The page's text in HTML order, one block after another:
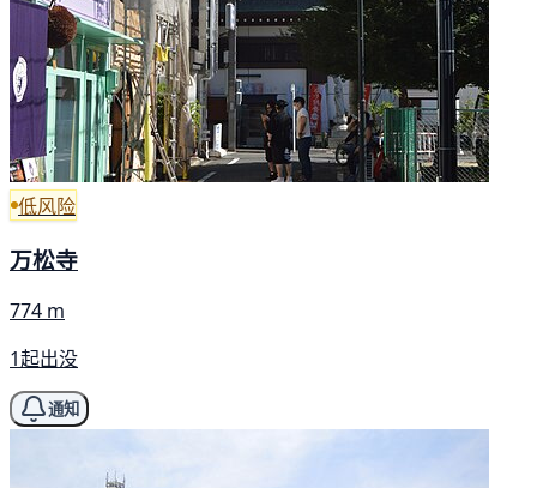
低风险
万松寺
774 m
1起出没
通知